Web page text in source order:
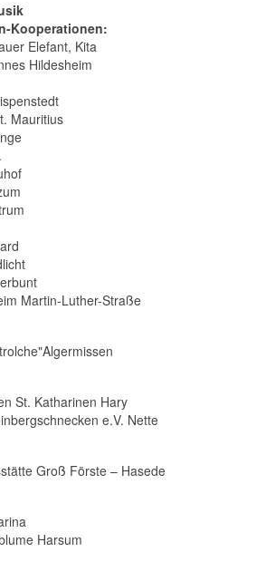
Kooperationen:
Elefant, Kita
Hildesheim
Mauritius
Martin-Luther-Straße
St. Katharinen Hary
e.V. Nette
Groß Förste – Hasede
Harsum